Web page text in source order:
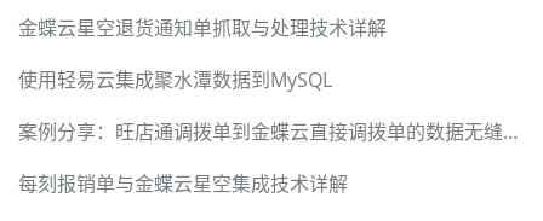
金蝶云星空退货通知单抓取与处理技术详解
使用轻易云集成聚水潭数据到MySQL
案例分享：旺店通调拨单到金蝶云直接调拨单的数据无缝对接
每刻报销单与金蝶云星空集成技术详解